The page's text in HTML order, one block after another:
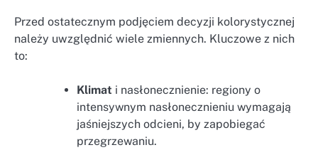
Przed ostatecznym podjęciem decyzji kolorystycznej
należy uwzględnić wiele zmiennych. Kluczowe z nich
to:
Klimat i nasłonecznienie: regiony o
intensywnym nasłonecznieniu wymagają
jaśniejszych odcieni, by zapobiegać
przegrzewaniu.